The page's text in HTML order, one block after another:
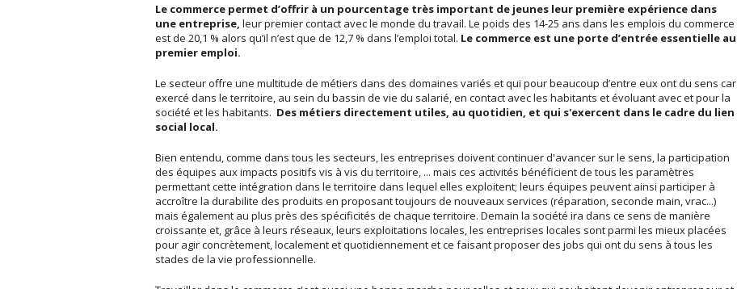
Le commerce permet d’offrir à un pourcentage très important de jeunes leur première expérience dans
une entreprise, leur premier contact avec le monde du travail. Le poids des 14-25 ans dans les emplois du commerce
est de 20,1 % alors qu’il n’est que de 12,7 % dans l’emploi total. Le commerce est une porte d’entrée essentielle au
premier emploi.
Le secteur offre une multitude de métiers dans des domaines variés et qui pour beaucoup d’entre eux ont du sens car
exercé dans le territoire, au sein du bassin de vie du salarié, en contact avec les habitants et évoluant avec et pour la
société et les habitants. Des métiers directement utiles, au quotidien, et qui s'exercent dans le cadre du lien
social local.
Bien entendu, comme dans tous les secteurs, les entreprises doivent continuer d'avancer sur le sens, la participation
des équipes aux impacts positifs vis à vis du territoire, ... mais ces activités bénéficient de tous les paramètres
permettant cette intégration dans le territoire dans lequel elles exploitent; leurs équipes peuvent ainsi participer à
accroître la durabilite des produits en proposant toujours de nouveaux services (réparation, seconde main, vrac...)
mais également au plus près des spécificités de chaque territoire. Demain la société ira dans ce sens de manière
croissante et, grâce à leurs réseaux, leurs exploitations locales, les entreprises locales sont parmi les mieux placées
pour agir concrètement, localement et quotidiennement et ce faisant proposer des jobs qui ont du sens à tous les
stades de la vie professionnelle.